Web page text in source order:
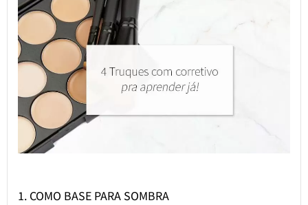
1. COMO BASE PARA SOMBRA